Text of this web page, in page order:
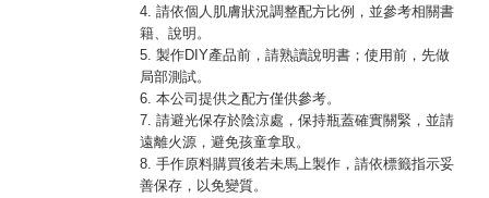
4. 請依個人肌膚狀況調整配方比例，並參考相關書
籍、說明。
5. 製作DIY產品前，請熟讀說明書；使用前，先做
局部測試。
6. 本公司提供之配方僅供參考。
7. 請避光保存於陰涼處，保持瓶蓋確實關緊，並請
遠離火源，避免孩童拿取。
8. 手作原料購買後若未馬上製作，請依標籤指示妥
善保存，以免變質。